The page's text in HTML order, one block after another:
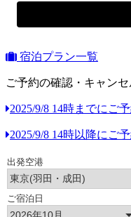
宿泊プラン一覧
ご予約の確認・キャンセ
2025/9/8 14時までにご
2025/9/8 14時以降にご